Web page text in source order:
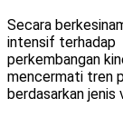
Secara
intensif terhadap
perkembangan
mencermati tren
berdasarkan jenis